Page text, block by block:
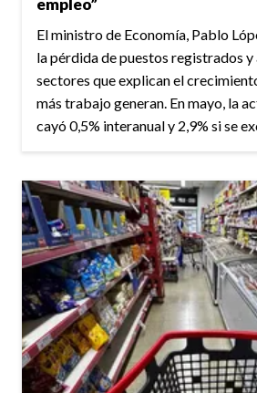
empleo”
El ministro de Economía, Pablo
la pérdida de puestos registrados
sectores que explican el
más trabajo generan. En mayo, la
cayó 0,5% interanual y 2,9% si se